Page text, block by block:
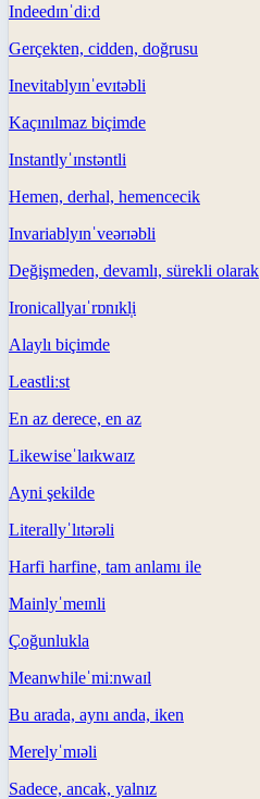
Indeedɪnˈdiːd
Gerçekten, cidden, doğrusu
Inevitablyɪnˈevɪtəbli
Kaçınılmaz biçimde
Instantlyˈɪnstəntli
Hemen, derhal, hemencecik
Invariablyɪnˈveərɪəbli
Değişmeden, devamlı, sürekli olarak
Ironicallyaɪˈrɒnɪkl̩i
Alaylı biçimde
Leastliːst
En az derece, en az
Likewiseˈlaɪkwaɪz
Ayni şekilde
Literallyˈlɪtərəli
Harfi harfine, tam anlamı ile
Mainlyˈmeɪnli
Çoğunlukla
Meanwhileˈmiːnwaɪl
Bu arada, aynı anda, iken
Merelyˈmɪəli
Sadece, ancak, yalnız